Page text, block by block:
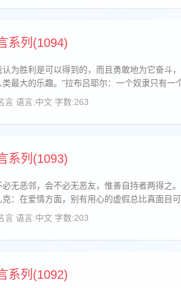
系列(1094)
为胜利是可以得到的，而且勇敢地为它奋斗
最大的乐趣。"拉布吕耶尔：一个奴隶只有一
言 语言:中文 字数:263
系列(1093)
无恶邻，会不必无恶友，惟善自持者两得之
克：在爱情方面，别有用心的虚假总比真面目
言 语言:中文 字数:203
系列(1092)